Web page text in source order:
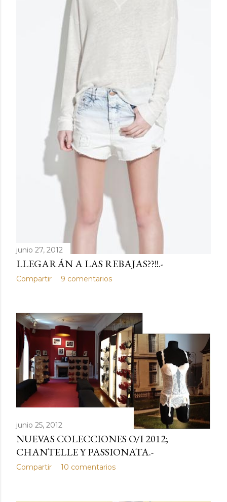
junio 27, 2012
LLEGARÁN A LAS REBAJAS??!!.-
Compartir 9 comentarios
junio 25, 2012
NUEVAS COLECCIONES O/I 2012;
CHANTELLE Y PASSIONATA.-
Compartir 10 comentarios